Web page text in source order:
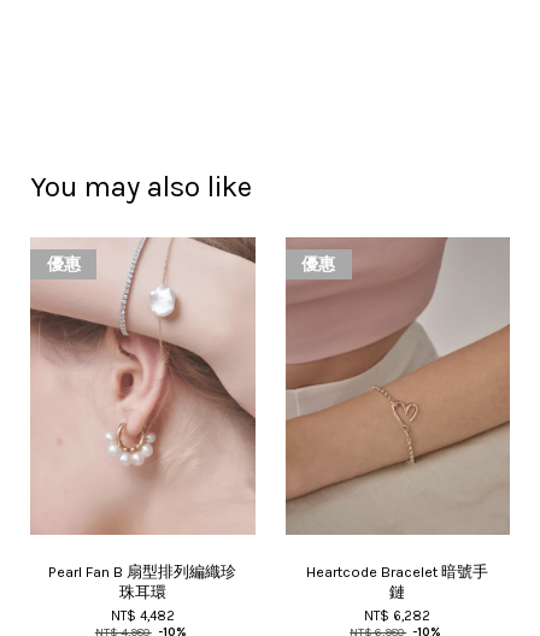
You may also like
優惠
Pearl Fan B 扇型排列編織珍
珠耳環
NT$ 4,482
NT$ 4,980 -10%
優惠
Heartcode Bracelet 暗號手
鏈
NT$ 6,282
NT$ 6,980 -10%